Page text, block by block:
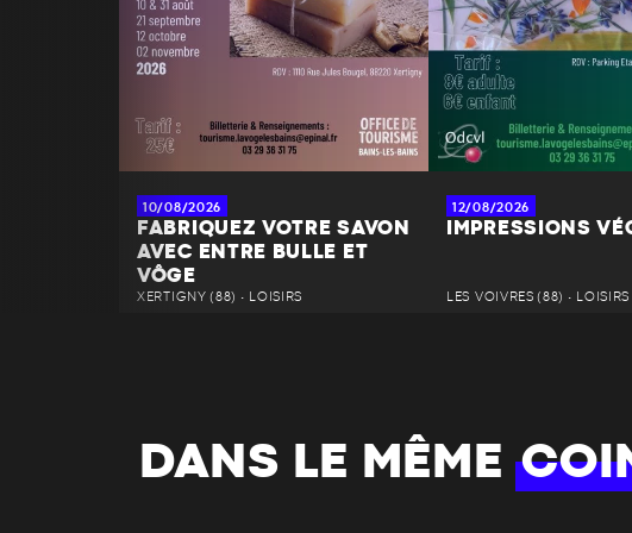
10/08/2026
FABRIQUEZ VOTRE SAVON
AVEC ENTRE BULLE ET
VÔGE
XERTIGNY (88) • LOISIRS
12/08/2026
IMPRESSIONS
LES VOIVRES (88) • LOISIRS
DANS LE MÊME